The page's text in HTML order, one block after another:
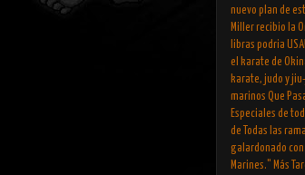
nuevo plan de
Miller recibio la
libras podria
el karate de
karate, judo y
marinos Que
Especiales de
de Todas las
galardonado con
Marines." Más